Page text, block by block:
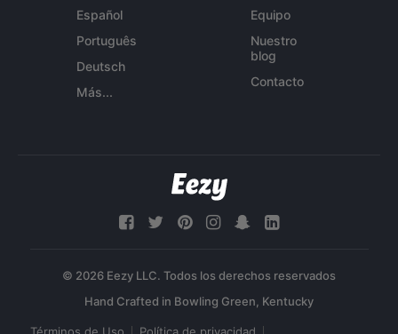
Español
Português
Deutsch
Más...
Equipo
Nuestro
blog
Contacto
© 2026 Eezy LLC. Todos los derechos reservados